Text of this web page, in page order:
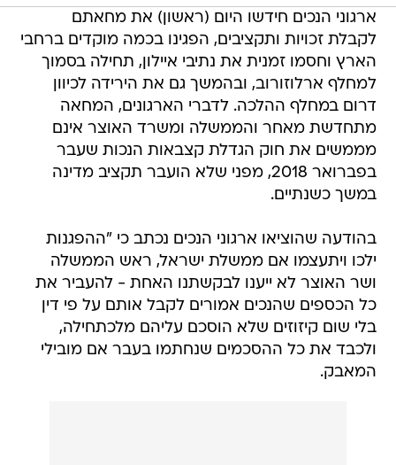
ארגוני הנכים חידשו היום (ראשון) את מחאתם
לקבלת זכויות ותקציבים, הפגינו בכמה מוקדים ברחבי
הארץ וחסמו זמנית את נתיבי איילון, תחילה בסמוך
למחלף ארלוזורוב, ובהמשך גם את הירידה לכיוון
דרום במחלף ההלכה. לדברי הארגונים, המחאה
מתחדשת מאחר והממשלה ומשרד האוצר אינם
מממשים את חוק הגדלת קצבאות הנכות שעבר
בפברואר 2018, מפני שלא הועבר תקציב מדינה
במשך כשנתיים.
בהודעה שהוציאו ארגוני הנכים נכתב כי "ההפגנות
ילכו ויתעצמו אם ממשלת ישראל, ראש הממשלה
ושר האוצר לא ייענו לבקשתנו האחת - להעביר את
כל הכספים שהנכים אמורים לקבל אותם על פי דין
בלי שום קיזוזים שלא הוסכם עליהם מלכתחילה,
ולכבד את כל ההסכמים שנחתמו בעבר אם מובילי
המאבק.